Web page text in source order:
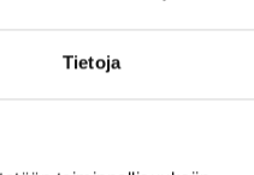
Tietoja